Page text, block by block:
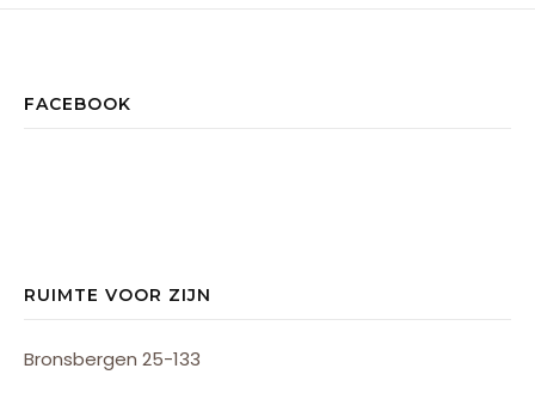
FACEBOOK
RUIMTE VOOR ZIJN
Bronsbergen 25-133